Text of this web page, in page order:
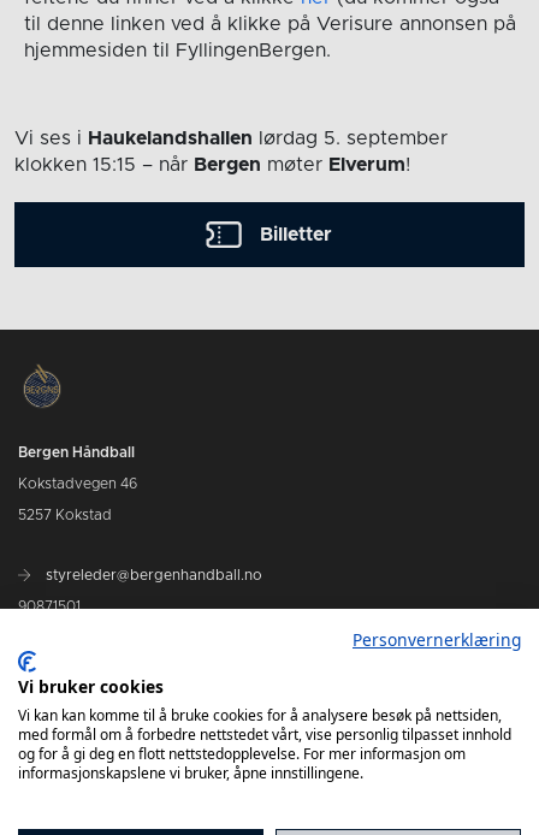
til denne linken ved å klikke på Verisure annonsen på
hjemmesiden til FyllingenBergen.
Vi ses i Haukelandshallen lørdag 5. september
klokken 15:15 – når Bergen møter Elverum!
Billetter
Bergen Håndball
Kokstadvegen 46
5257 Kokstad
styreleder@bergenhandball.no
90871501
Kamper Bergen Håndball
Personvernerklæring
Vi bruker cookies
Vi kan kan komme til å bruke cookies for å analysere besøk på nettsiden,
med formål om å forbedre nettstedet vårt, vise personlig tilpasset innhold
og for å gi deg en flott nettstedopplevelse. For mer informasjon om
informasjonskapslene vi bruker, åpne innstillingene.